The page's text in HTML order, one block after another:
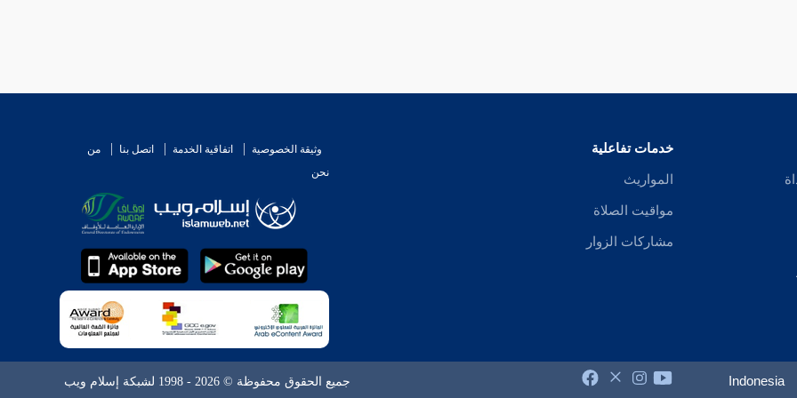
خدمات تفاعلية
المواريث
مواقيت الصلاة
مشاركات الزوار
وثيقة الخصوصية اتفاقية الخدمة اتصل بنا
من
نحن
Indonesia جميع الحقوق محفوظة © 2026 - 1998 لشبكة إسلام ويب